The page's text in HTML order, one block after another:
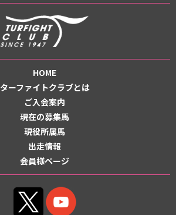
HOME
ターファイトクラブとは
ご入会案内
現在の募集馬
現役所属馬
出走情報
会員様ページ